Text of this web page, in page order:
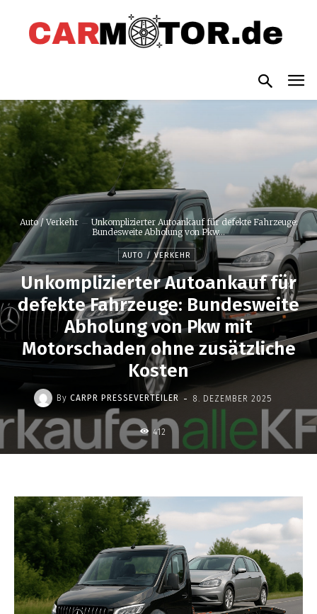
Auto / Verkehr
Unkomplizierter Autoankauf für defekte Fahrzeuge:
Bundesweite Abholung von Pkw...
AUTO / VERKEHR
Unkomplizierter Autoankauf für
defekte Fahrzeuge: Bundesweite
Abholung von Pkw mit
Motorschaden ohne zusätzliche
Kosten
By CARPR PRESSEVERTEILER - 8. DEZEMBER 2025
412